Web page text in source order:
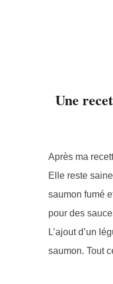
Une
Après ma
Elle reste
saumon fumé
pour des
L’ajout d’un
saumon. Tout